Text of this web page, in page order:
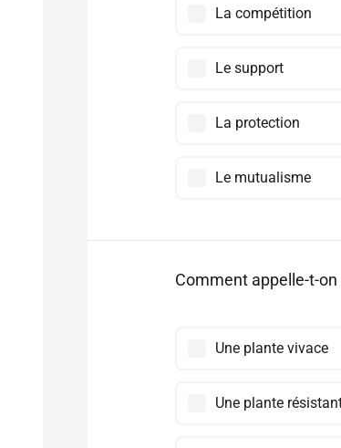
La compétition
Le support
La protection
Le mutualisme
Comment appelle-t-
Une plante vivace
Une plante